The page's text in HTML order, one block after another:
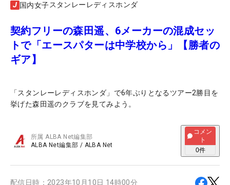
国内女子スタンレーレディスホンダ
契約フリーの森田遥、6メーカーの混成セッ
トで「エースパターは中学校から」【勝者の
ギア】
「スタンレーレディスホンダ」で6年ぶりとなるツアー2勝目を
挙げた森田遥のクラブを見てみよう。
所属ALBA Net編集部
ALBA Net編集部 / ALBA Net
コメン
ト
0件
配信日時： 2023年10月10日 14時00分